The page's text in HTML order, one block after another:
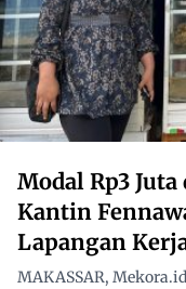
Modal Rp3
Kantin
Lapangan
MAKASSAR,